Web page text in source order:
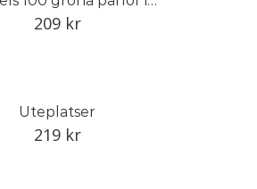
209 kr
Uteplatser
219 kr